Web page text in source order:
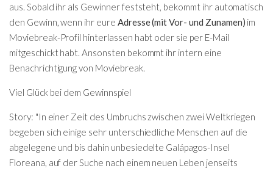
aus. Sobald ihr als Gewinner feststeht, bekommt ihr automatisch
den Gewinn, wenn ihr eure Adresse (mit Vor- und Zunamen) im
Moviebreak-Profil hinterlassen habt oder sie per E-Mail
mitgeschickt habt. Ansonsten bekommt ihr intern eine
Benachrichtigung von Moviebreak.
Viel Glück bei dem Gewinnspiel
Story: "In einer Zeit des Umbruchs zwischen zwei Weltkriegen
begeben sich einige sehr unterschiedliche Menschen auf die
abgelegene und bis dahin unbesiedelte Galápagos-Insel
Floreana, auf der Suche nach einem neuen Leben jenseits